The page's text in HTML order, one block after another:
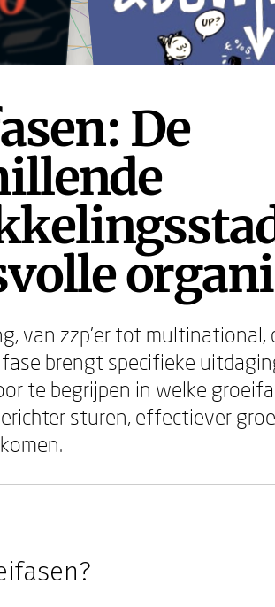
De
van zzp'er tot
brengt specifieke
te begrijpen in welke
sturen, effectiever